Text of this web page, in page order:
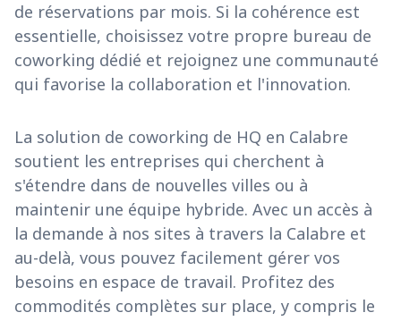
de réservations par mois. Si la cohérence est
essentielle, choisissez votre propre bureau de
coworking dédié et rejoignez une communauté
qui favorise la collaboration et l'innovation.
La solution de coworking de HQ en Calabre
soutient les entreprises qui cherchent à
s'étendre dans de nouvelles villes ou à
maintenir une équipe hybride. Avec un accès à
la demande à nos sites à travers la Calabre et
au-delà, vous pouvez facilement gérer vos
besoins en espace de travail. Profitez des
commodités complètes sur place, y compris le